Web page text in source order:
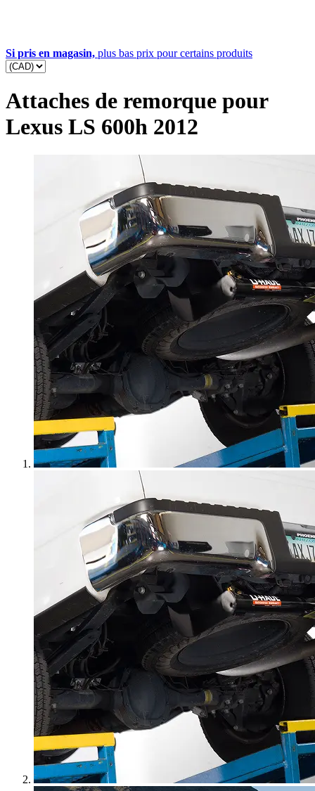
Si pris en magasin, plus bas prix pour certains produits
Attaches de remorque pour
Lexus LS 600h 2012